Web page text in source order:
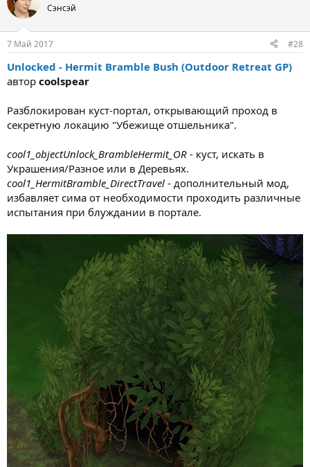
Сэнсэй
7 Май 2017 #28
Unlocked - Hermit Bramble Bush (Outdoor Retreat GP)
автор coolspear
Разблокирован куст-портал, открывающий проход в
секретную локацию "Убежище отшельника".
cool1_objectUnlock_BrambleHermit_OR - куст, искать в
Украшения/Разное или в Деревьях.
cool1_HermitBramble_DirectTravel - дополнительный мод,
избавляет сима от необходимости проходить различные
испытания при блуждании в портале.